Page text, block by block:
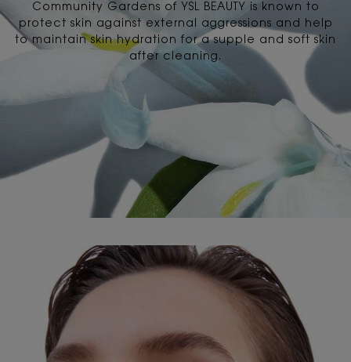
Community Gardens of YSL BEAUTY is known to
protect skin against external aggressions and help
to maintain skin hydration for a supple and soft skin
after cleaning.